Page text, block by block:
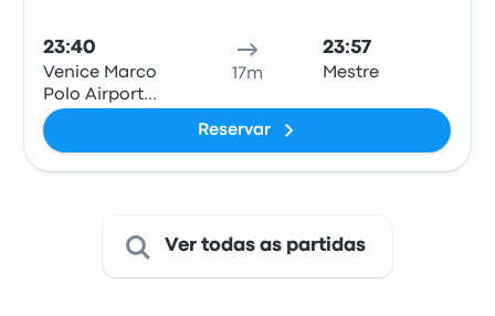
23:40
Venice Marco
Polo Airport
Bus Station
(VCE)
17m
23:57
Mestre
Reservar
Ver todas as partidas